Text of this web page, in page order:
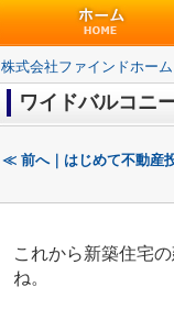
株式会社ファインドホーム
ワイドバルコニ
≪ 前へ｜はじめて不動産
これから新築住宅
ね。